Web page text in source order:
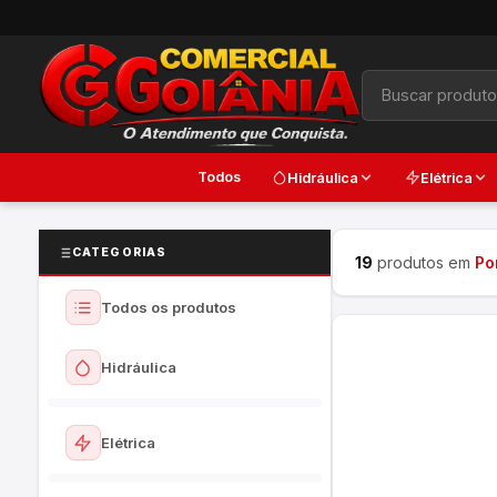
Todos Hidráulica Elétrica
CATEGORIAS
Todos os produtos
Hidráulica
Ver todos
Elétrica
19 produtos em